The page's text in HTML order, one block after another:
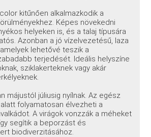
kitűnően alkalmazkodik a
Képes növekedni
helyeken is, és a talaj típusára
Azonban a jó vízelvezetésű, laza
lehetővé teszik a
terjedését. Ideális helyszíne
sziklakerteknek vagy akár
májustól júliusig nyílnak. Az egész
folyamatosan élvezheti a
A virágok vonzzák a méheket
segítik a beporzást és
biodiverzitásához.